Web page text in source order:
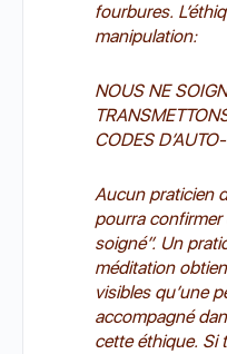
fourbures.
manipulation:
NOUS NE
CODES
Aucun praticien
pourra confirmer
soigné”. Un
méditation
visibles qu’une
accompagné
cette éthique. Si